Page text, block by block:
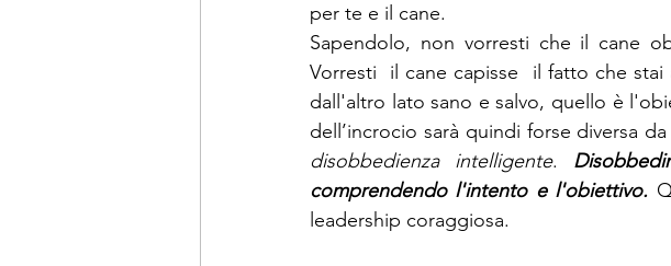
per te e il cane.
Sapendolo, non vorresti che il cane
Vorresti  il cane capisse  il fatto che
dall'altro lato sano e salvo, quello è
disobbedienza intelligente.
comprendendo l'intento e l'obiettivo.
leadership coraggiosa.